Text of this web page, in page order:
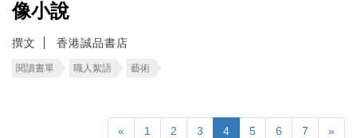
像小說
撰文 香港誠品書店
閱讀書單 職人絮語 藝術
« 1 2 3 4 5 6 7 »